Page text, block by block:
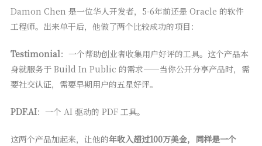
Damon Chen 是一位华人开发者，5-6年前还是 Oracle 的软件
工程师。出来单干后，他做了两个比较成功的项目：
Testimonial：一个帮助创业者收集用户好评的工具。这个产品本
身就服务于 Build In Public 的需求——当你公开分享产品时，需
要社交认证，需要早期用户的五星好评。
PDF.AI：一个 AI 驱动的 PDF 工具。
这两个产品加起来，让他的年收入超过100万美金，同样是一个